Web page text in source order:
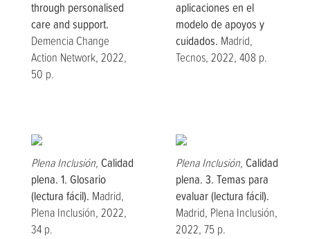
through personalised
care and support.
Demencia Change
Action Network, 2022,
50 p.
aplicaciones en el
modelo de apoyos y
cuidados. Madrid,
Tecnos, 2022, 408 p.
Plena Inclusión,Calidad
plena. 1. Glosario
(lectura fácil). Madrid,
Plena Inclusión, 2022,
34 p.
Plena Inclusión,Calidad
plena. 3. Temas para
evaluar (lectura fácil).
Madrid, Plena Inclusión,
2022, 75 p.